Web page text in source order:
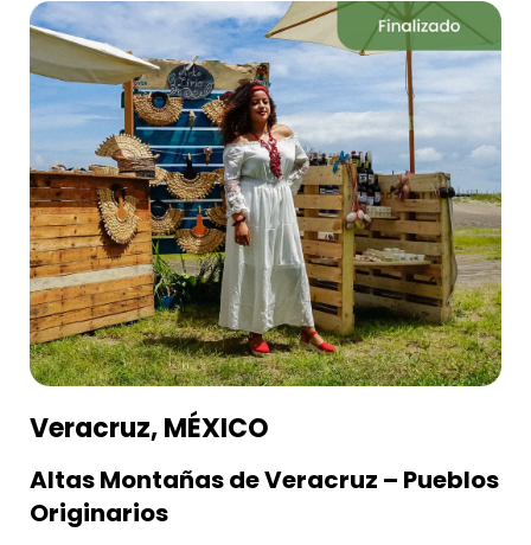
Veracruz, MÉXICO
Altas Montañas de Veracruz – Pueblos
Originarios